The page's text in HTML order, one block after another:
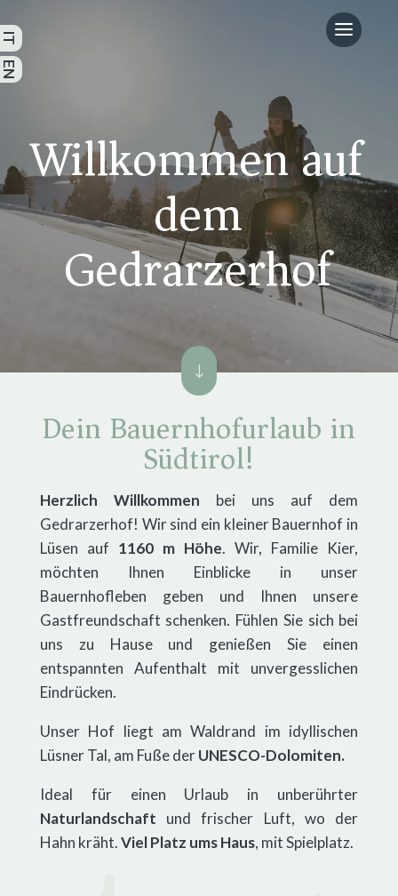
Willkommen auf
dem
Gedrarzerhof
"
Dein Bauernhofurlaub in
Südtirol!
Herzlich Willkommen bei uns auf dem
Gedrarzerhof! Wir sind ein kleiner Bauernhof in
Lüsen auf 1160 m Höhe. Wir, Familie Kier,
möchten Ihnen Einblicke in unser
Bauernhofleben geben und Ihnen unsere
Gastfreundschaft schenken. Fühlen Sie sich bei
uns zu Hause und genießen Sie einen
entspannten Aufenthalt mit unvergesslichen
Eindrücken.
Unser Hof liegt am Waldrand im idyllischen
Lüsner Tal, am Fuße derUNESCO-Dolomiten.
Ideal für einen Urlaub in unberührter
Naturlandschaft und frischer Luft, wo der
Hahn kräht.Viel Platz ums Haus, mit Spielplatz.